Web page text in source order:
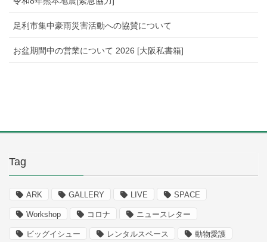
足利市集中豪雨災害活動への協賛について
お盆期間中の営業について 2026 [大阪私書箱]
Tag
ARK GALLERY LIVE SPACE
Workshop コロナ ニュースレター
ビッグイシュー レンタルスペース 動物愛護